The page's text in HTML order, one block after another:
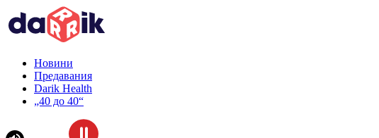
Новини
Предавания
Darik Health
„40 до 40“